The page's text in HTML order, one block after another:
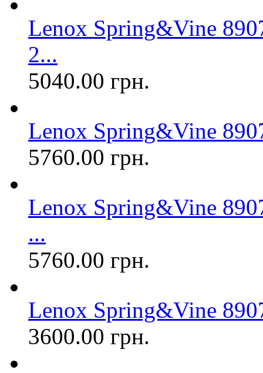
Lenox Spring&Vine
2...
5040.00 грн.
Lenox Spring&Vine
5760.00 грн.
Lenox Spring&Vine
...
5760.00 грн.
Lenox Spring&Vine
3600.00 грн.